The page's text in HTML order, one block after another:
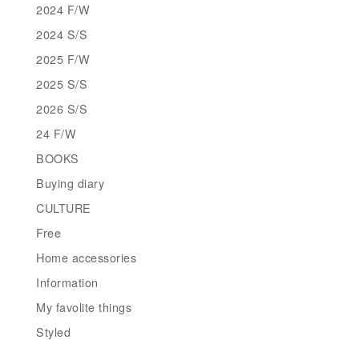
2024 F/W
2024 S/S
2025 F/W
2025 S/S
2026 S/S
24 F/W
BOOKS
Buying diary
CULTURE
Free
Home accessories
Information
My favolite things
Styled